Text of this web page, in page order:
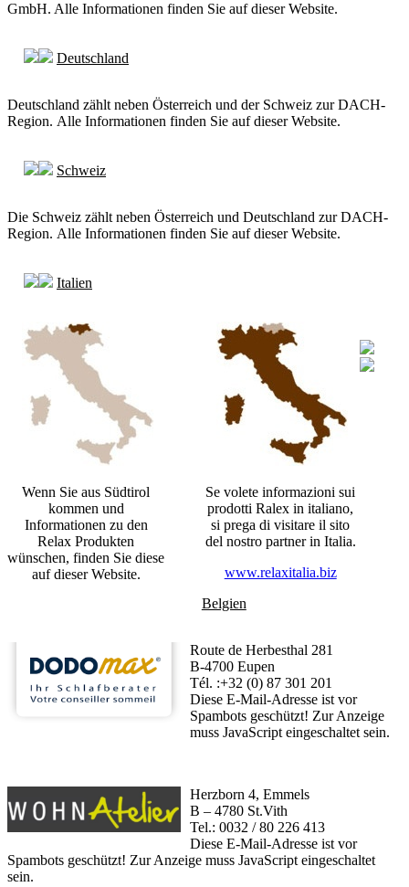
GmbH. Alle Informationen finden Sie auf dieser Website.
Deutschland
Deutschland zählt neben Österreich und der Schweiz zur DACH-
Region. Alle Informationen finden Sie auf dieser Website.
Schweiz
Die Schweiz zählt neben Österreich und Deutschland zur DACH-
Region. Alle Informationen finden Sie auf dieser Website.
Italien
Wenn Sie aus Südtirol
kommen und
Informationen zu den
Relax Produkten
wünschen, finden Sie diese
auf dieser Website.
Se volete informazioni sui
prodotti Ralex in italiano,
si prega di visitare il sito
del nostro partner in Italia.
www.relaxitalia.biz
Belgien
Route de Herbesthal 281
B-4700 Eupen
Tél. :+32 (0) 87 301 201
Diese E-Mail-Adresse ist vor
Spambots geschützt! Zur Anzeige
muss JavaScript eingeschaltet sein.
Herzborn 4, Emmels
B – 4780 St.Vith
Tel.: 0032 / 80 226 413
Diese E-Mail-Adresse ist vor
Spambots geschützt! Zur Anzeige muss JavaScript eingeschaltet
sein.